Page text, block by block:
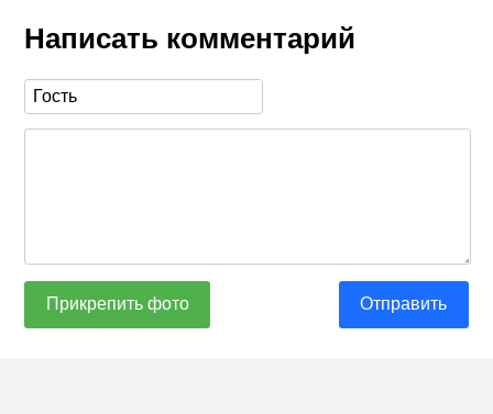
Написать комментарий
Прикрепить фото Отправить